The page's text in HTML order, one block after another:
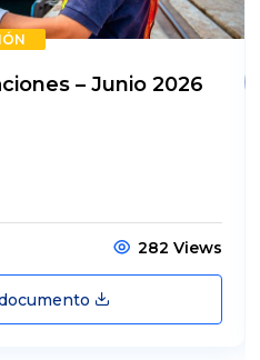
– Junio 2026
282 Views